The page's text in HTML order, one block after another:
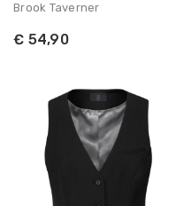
Brook Taverner
€ 54,90